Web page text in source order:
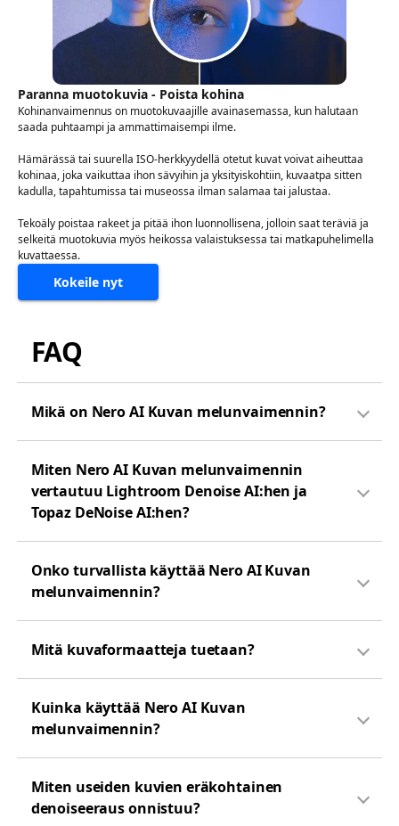
Paranna muotokuvia - Poista kohina
Kohinanvaimennus on muotokuvaajille avainasemassa, kun halutaan
saada puhtaampi ja ammattimaisempi ilme.
Hämärässä tai suurella ISO-herkkyydellä otetut kuvat voivat aiheuttaa
kohinaa, joka vaikuttaa ihon sävyihin ja yksityiskohtiin, kuvaatpa sitten
kadulla, tapahtumissa tai museossa ilman salamaa tai jalustaa.
Tekoäly poistaa rakeet ja pitää ihon luonnollisena, jolloin saat teräviä ja
selkeitä muotokuvia myös heikossa valaistuksessa tai matkapuhelimella
kuvattaessa.
Kokeile nyt
FAQ
Mikä on Nero AI Kuvan melunvaimennin?
Miten Nero AI Kuvan melunvaimennin
vertautuu Lightroom Denoise AI:hen ja
Topaz DeNoise AI:hen?
Onko turvallista käyttää Nero AI Kuvan
melunvaimennin?
Mitä kuvaformaatteja tuetaan?
Kuinka käyttää Nero AI Kuvan
melunvaimennin?
Miten useiden kuvien eräkohtainen
denoiseeraus onnistuu?